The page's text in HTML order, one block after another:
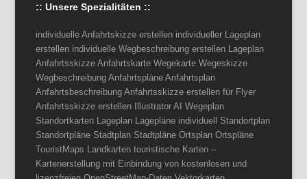
:: Unsere Spezialitäten ::
individuelle Anfahrtskizze erstellen individueller Lageplan
erstellen individuelle Wegbeschreibung erstellen Lageplan
Anfahrtsskizze Anfahrtskarte Wegekarte Wegeskizze
Wegbeschreibung Anfahrtspläne Anfahrtsplan
Anfahrtsbeschreibung Anfahrtsskizze erstellen für Flyer
Anfahrtsskizze erstellen Illustrator AI Wegeplan
Standortkarten Lageplan Lagepläne individuell Standortplan
Standortpläne Stadtplan Stadtpläne Ortsplan Ortspläne
TouristMaps Landkarten touristische Karten –
Kartenerstellung mit Einbindung von kostenlosen und